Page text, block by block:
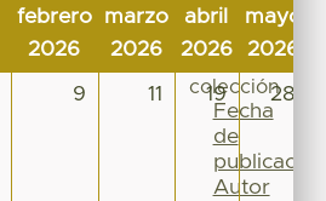
febrero
2026
marzo
2026
abril
2026
mayo
2026
9 11 19 28
Materia
Tipo
colección
Fecha
de
publicación
Autor